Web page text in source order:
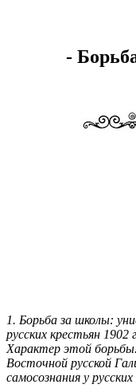
-
1. Борьба за школы:
русских крестьян 1902
Характер этой
Восточной русской
самосознания у русских